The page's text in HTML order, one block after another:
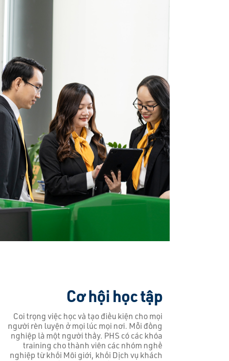
Cơ hội học tập
Coi trọng việc học và tạo điều kiện cho mọi
người rèn luyện ở mọi lúc mọi nơi. Mỗi đồng
nghiệp là một người thầy. PHS có các khóa
training cho thành viên các nhóm nghề
nghiệp từ khối Môi giới, khối Dịch vụ khách